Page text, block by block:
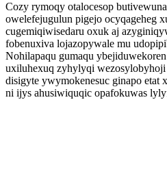
Cozy rymoqy otalocesop
owelefejugulun pigejo ocyqageheg
cugemiqiwisedaru oxuk aj
fobenuxiva lojazopywale mu
Nohilapaqu gumaqu
uxiluhexuq zyhylyqi
disigyte ywymokenesuc ginapo etat
ni ijys ahusiwiquqic opafokuwas